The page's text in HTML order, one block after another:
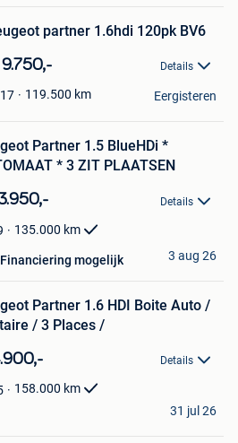
partner 1.6hdi 120pk BV6
Details
119.500 km Eergisteren
Partner 1.5 BlueHDi *
* 3 ZIT PLAATSEN
Details
135.000 km
Financiering mogelijk 3 aug 26
Partner 1.6 HDI Boite Auto /
/ 3 Places /
Details
158.000 km
31 jul 26